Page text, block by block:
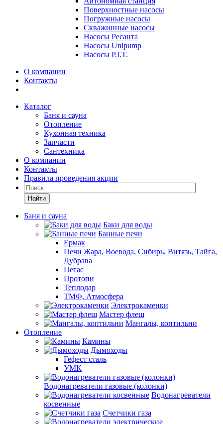
Поверхностные насосы
Погружные насосы
Скважинные насосы
Насосы Ресанта
Насосы Unipump
Насосы P.I.T.
О компании
Контакты
Каталог
Баня и сауна
Отопление
Кухонная техника
Запчасти
Сантехника
О компании
Контакты
Правила проведения акции
Найти
Баня и сауна
Баки для воды
Банные печи
Ермак
Печи Жара, Воевода, Сибирь, Витязь, Тайга,
Дубрава
Пегас
Протопи
Теплодар
ТМФ, Атмосфера
Электрокаменки
Мастер флеш
Мангалы, коптильни
Отопление
Камины
Дымоходы
Гефест сталь
УМК
Водонагреватели газовые (колонки)
Водонагреватели
косвенные
Счетчики газа